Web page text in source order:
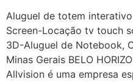
Aluguel de totem
Screen-Locação tv touch
3D-Aluguel de Notebook,
Minas Gerais BELO
Allvision é uma empresa